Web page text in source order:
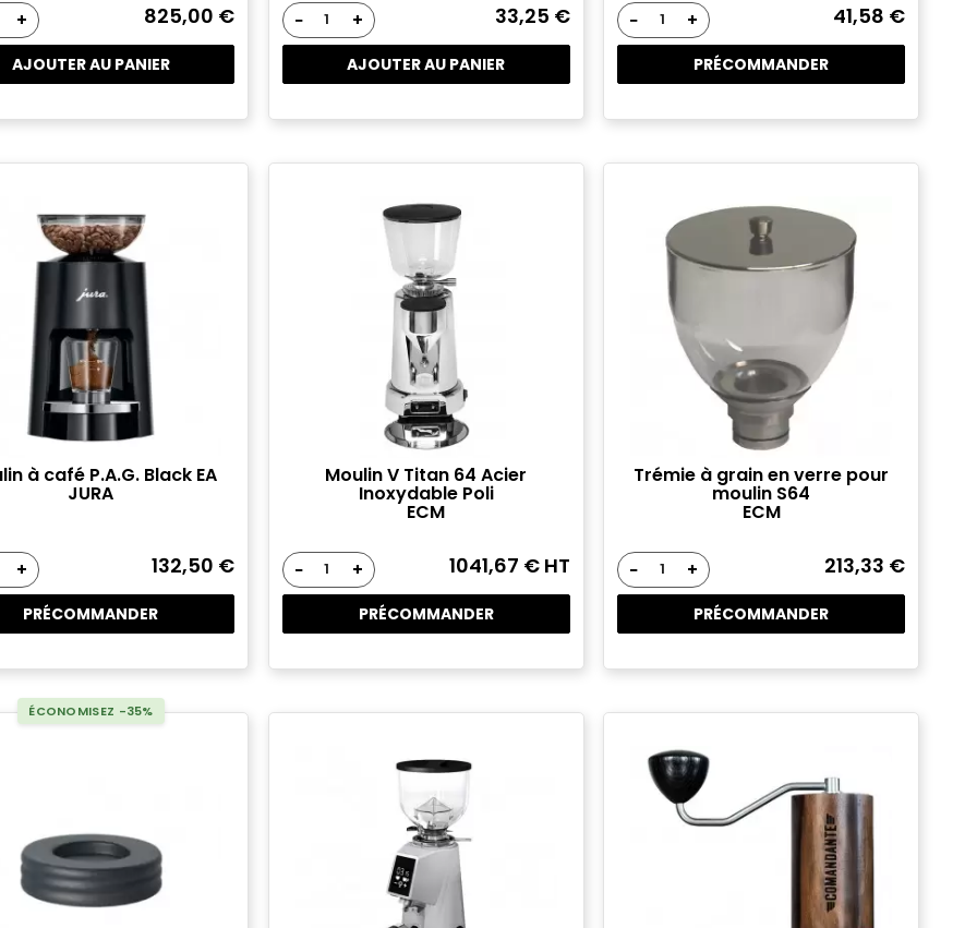
+ 825,00 €
AJOUTER AU PANIER
− + 33,25 €
AJOUTER AU PANIER
− + 41,58 €
PRÉCOMMANDER
à café P.A.G. Black EA
JURA
+ 132,50 €
PRÉCOMMANDER
Moulin V Titan 64 Acier
Inoxydable Poli
ECM
− + 1041,67 € HT
PRÉCOMMANDER
Trémie à grain en verre pour
moulin S64
ECM
− + 213,33 €
PRÉCOMMANDER
ÉCONOMISEZ -35%